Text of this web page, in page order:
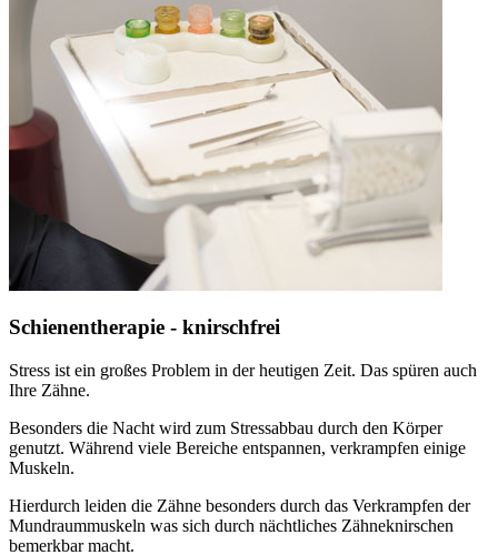
Schienentherapie - knirschfrei
Stress ist ein großes Problem in der heutigen Zeit. Das spüren auch
Ihre Zähne.
Besonders die Nacht wird zum Stressabbau durch den Körper
genutzt. Während viele Bereiche entspannen, verkrampfen einige
Muskeln.
Hierdurch leiden die Zähne besonders durch das Verkrampfen der
Mundraummuskeln was sich durch nächtliches Zähneknirschen
bemerkbar macht.